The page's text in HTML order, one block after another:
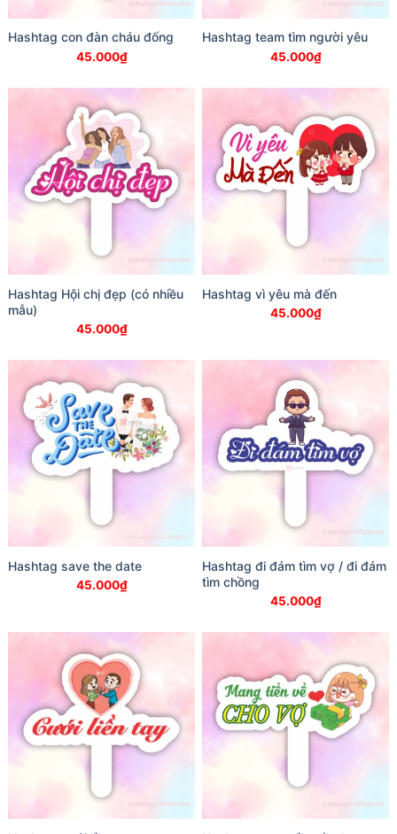
Hashtag con đàn cháu đống
45.000₫
Hashtag team tìm người yêu
45.000₫
Hashtag Hội chị đẹp (có nhiều
mẫu)
45.000₫
Hashtag vì yêu mà đến
45.000₫
Hashtag save the date
45.000₫
Hashtag đi đám tìm vợ / đi đám
tìm chồng
45.000₫